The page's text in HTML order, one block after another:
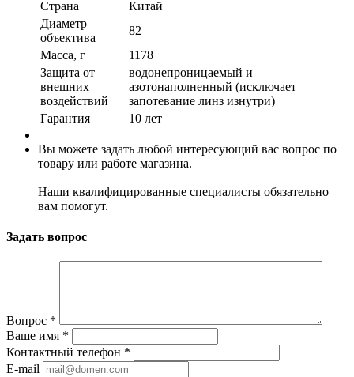
Страна
Китай
Диаметр
объектива
82
Масса, г
1178
Защита от
внешних
воздействий
водонепроницаемый и
азотонаполненный (исключает
запотевание линз изнутри)
Гарантия
10 лет
Вы можете задать любой интересующий вас вопрос по
товару или работе магазина.
Наши квалифицированные специалисты обязательно
вам помогут.
Задать вопрос
Вопрос *
Ваше имя *
Контактный телефон *
E-mail